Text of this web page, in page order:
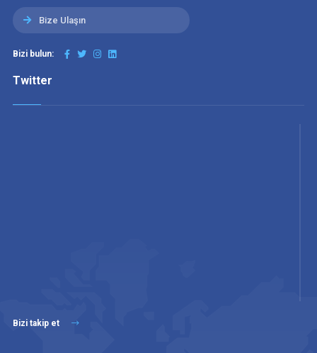
Bize Ulaşın
Bizi bulun:
Twitter
Bizi takip et